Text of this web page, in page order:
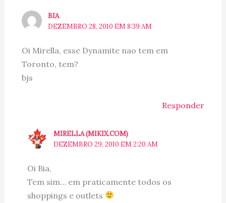
BIA
DEZEMBRO 28, 2010 EM 8:39 AM
Oi Mirella, esse Dynamite nao tem em
Toronto, tem?
bjs
Responder
MIRELLA (MIKIX.COM)
DEZEMBRO 29, 2010 EM 2:20 AM
Oi Bia,
Tem sim… em praticamente todos os
shoppings e outlets